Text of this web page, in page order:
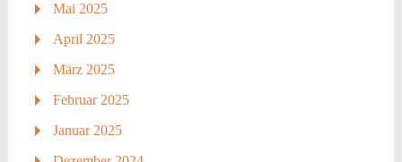
Mai 2025
April 2025
März 2025
Februar 2025
Januar 2025